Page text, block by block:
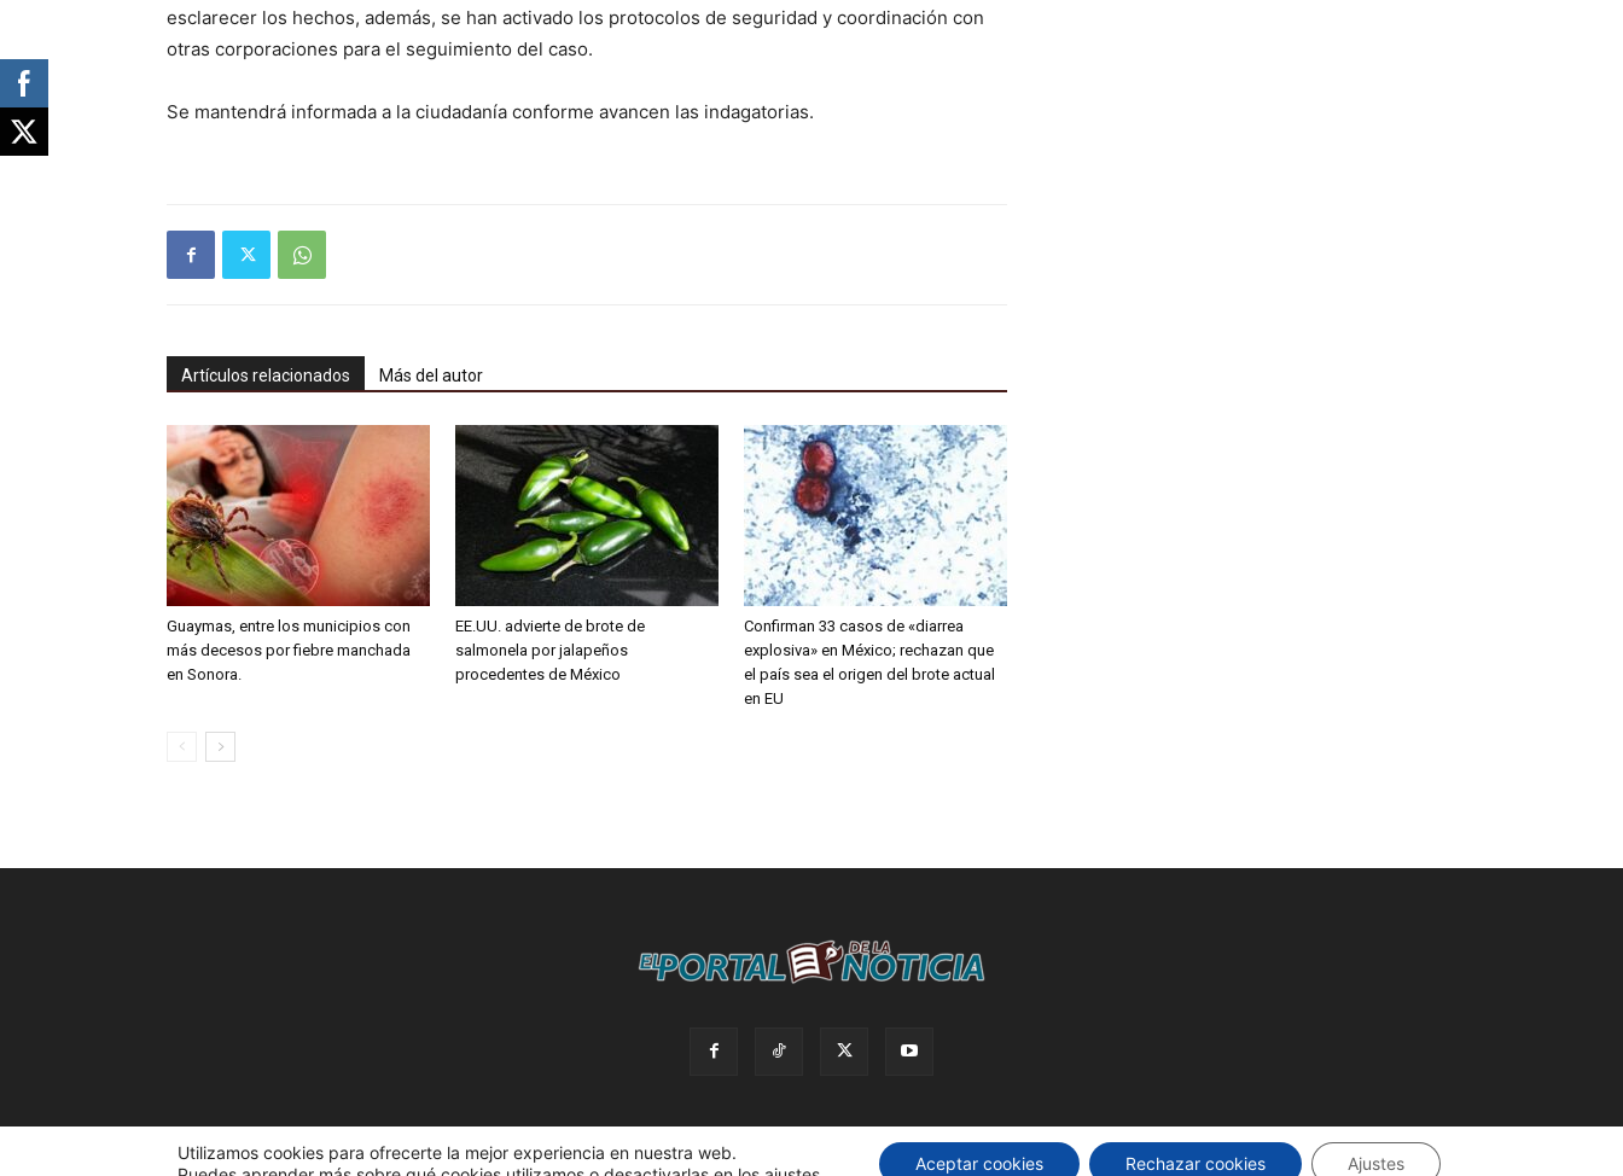
esclarecer los hechos, además, se han activado los protocolos de seguridad y coordinación con
otras corporaciones para el seguimiento del caso.
Se mantendrá informada a la ciudadanía conforme avancen las indagatorias.
Artículos relacionados Más del autor
Guaymas, entre los municipios con
más decesos por fiebre manchada
en Sonora.
EE.UU. advierte de brote de
salmonela por jalapeños
procedentes de México
Confirman 33 casos de «diarrea
explosiva» en México; rechazan que
el país sea el origen del brote actual
en EU
Utilizamos cookies para ofrecerte la mejor experiencia en nuestra web.
Aceptar cookies Rechazar cookies Ajustes